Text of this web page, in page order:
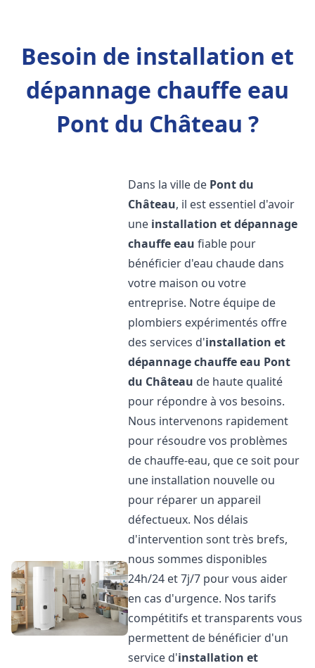
Besoin de installation et
dépannage chauffe eau
Pont du Château ?
Dans la ville de Pont du
Château, il est essentiel d'avoir
une installation et dépannage
chauffe eau fiable pour
bénéficier d'eau chaude dans
votre maison ou votre
entreprise. Notre équipe de
plombiers expérimentés offre
des services d'installation et
dépannage chauffe eau Pont
du Château de haute qualité
pour répondre à vos besoins.
Nous intervenons rapidement
pour résoudre vos problèmes
de chauffe-eau, que ce soit pour
une installation nouvelle ou
pour réparer un appareil
défectueux. Nos délais
d'intervention sont très brefs,
nous sommes disponibles
24h/24 et 7j/7 pour vous aider
en cas d'urgence. Nos tarifs
compétitifs et transparents vous
permettent de bénéficier d'un
service d'installation et